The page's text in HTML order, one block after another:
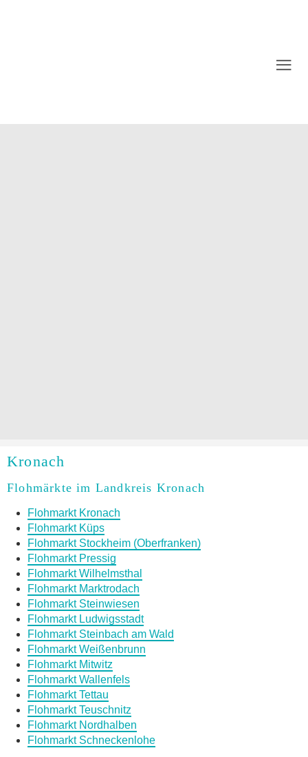
Kronach
Flohmärkte im Landkreis Kronach
Flohmarkt Kronach
Flohmarkt Küps
Flohmarkt Stockheim (Oberfranken)
Flohmarkt Pressig
Flohmarkt Wilhelmsthal
Flohmarkt Marktrodach
Flohmarkt Steinwiesen
Flohmarkt Ludwigsstadt
Flohmarkt Steinbach am Wald
Flohmarkt Weißenbrunn
Flohmarkt Mitwitz
Flohmarkt Wallenfels
Flohmarkt Tettau
Flohmarkt Teuschnitz
Flohmarkt Nordhalben
Flohmarkt Schneckenlohe